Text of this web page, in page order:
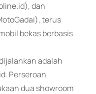
dan
terus
bekas berbasis
adalah
Perseroan
dua showroom